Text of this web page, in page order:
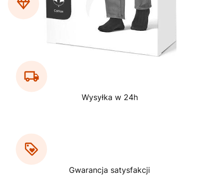
Gwarancja wysokiej jakości
Wysyłka w 24h
Gwarancja satysfakcji